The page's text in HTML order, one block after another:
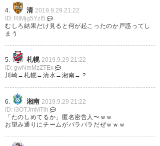
ーー🙌✨もう、最高😃⤴️⤴️久々に
いい試合を見た👊✨しかも、ク
リーンシート👊✨ はぁ、幸せ😌
🌸💓https://t.co/5anbQv32XQ
— ミキティ♪🍤9/29BMWス
タ,10/5ヤマスタ,6,20ケーズス
タ,19アイスタ
(vincentsaku3939)
29
4. 清 2019.9.29 21:22
ID: RlMjg5YzI5
むしろ結果だけ見ると何が起こったのか戸惑ってし
まう
5. 札幌 2019.9.29 21:22
ID: gwNmMzZTEx
川崎→札幌→清水→湘南→？
6. 湘南 2019.9.29 21:22
ID: I3OTJmMTlh
「たのしめてるか」匿名密告人〜ｗｗ
お望み通りにチームがバラバラだぜｗｗｗ